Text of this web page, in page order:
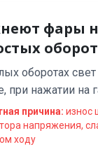
фары
оборотах
при нажатии на
причина: износ
напряжения,
ходу